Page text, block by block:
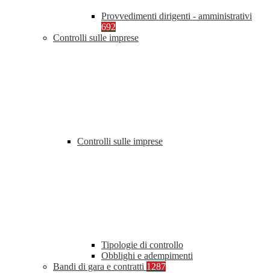
Provvedimenti dirigenti - amministrativi
692
Controlli sulle imprese
Controlli sulle imprese
Tipologie di controllo
Obblighi e adempimenti
Bandi di gara e contratti 1287